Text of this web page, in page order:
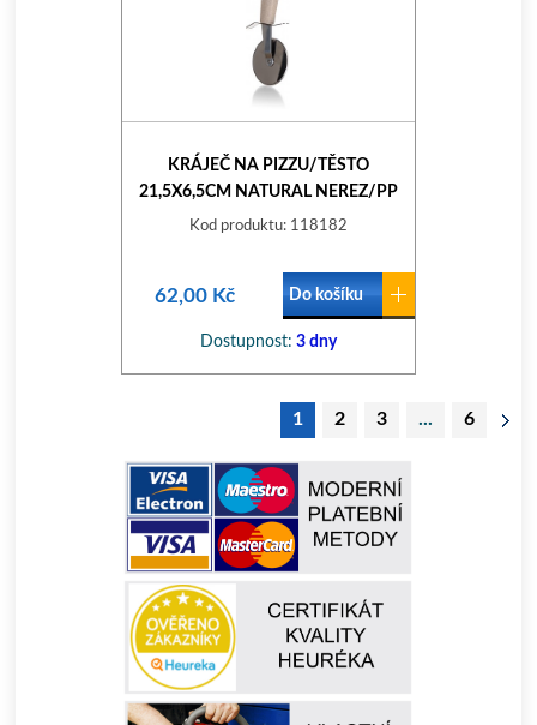
KRÁJEČ NA PIZZU/TĚSTO
21,5X6,5CM NATURAL NEREZ/PP
Kod produktu: 118182
62,00 Kč Do košíku
Dostupnost: 3 dny
1 2 3 ... 6